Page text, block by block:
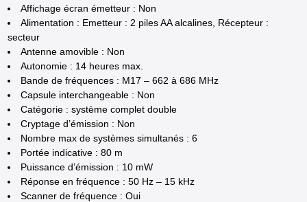
Affichage écran émetteur : Non
Alimentation : Emetteur : 2 piles AA alcalines, Récepteur :
secteur
Antenne amovible : Non
Autonomie : 14 heures max.
Bande de fréquences : M17 – 662 à 686 MHz
Capsule interchangeable : Non
Catégorie : système complet double
Cryptage d’émission : Non
Nombre max de systèmes simultanés : 6
Portée indicative : 80 m
Puissance d’émission : 10 mW
Réponse en fréquence : 50 Hz – 15 kHz
Scanner de fréquence : Oui